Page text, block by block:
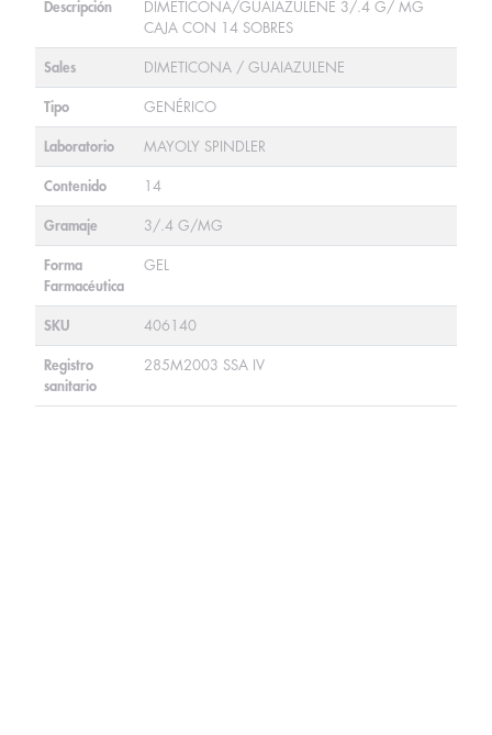
Descripción
DIMETICONA/GUAIAZULENE 3/.4 G/ MG
CAJA CON 14 SOBRES
Sales DIMETICONA / GUAIAZULENE
Tipo GENÉRICO
Laboratorio MAYOLY SPINDLER
Contenido 14
Gramaje 3/.4 G/MG
Forma
Farmacéutica
GEL
SKU 406140
Registro
sanitario
285M2003 SSA IV